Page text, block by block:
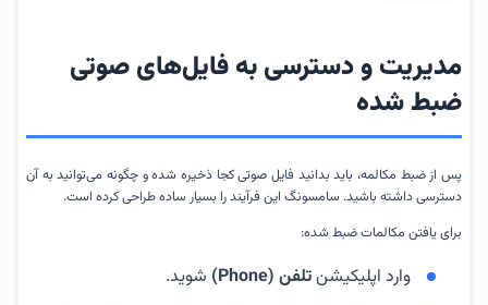
مدیریت و دسترسی به فایل‌های صوتی
ضبط شده
پس از ضبط مکالمه، باید بدانید فایل صوتی کجا ذخیره شده و چگونه می‌توانید به آن
دسترسی داشته باشید. سامسونگ این فرآیند را بسیار ساده طراحی کرده است.
برای یافتن مکالمات ضبط شده:
وارد اپلیکیشنتلفن (Phone)
شوید.